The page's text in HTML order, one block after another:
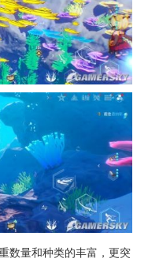
数量和种类的丰富，更突